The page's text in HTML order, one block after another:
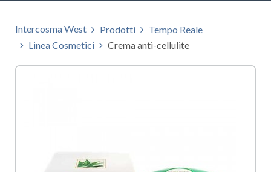
Intercosma West Prodotti
Tempo Reale
Linea Cosmetici
Crema anti-cellulite